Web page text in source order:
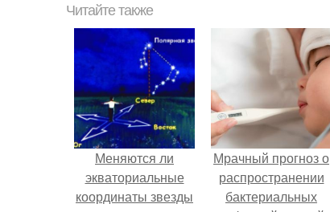
Читайте также
Меняются ли
экваториальные
координаты звезды
Мрачный прогноз о
распространении
бактериальных